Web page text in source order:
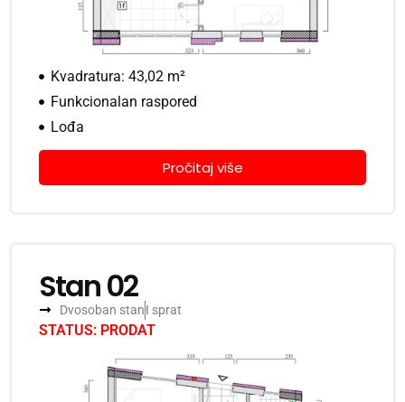
Kvadratura: 43,02 m²
Funkcionalan raspored
Lođa
Pročitaj više
Stan 02
Dvosoban stanI sprat
STATUS: PRODAT